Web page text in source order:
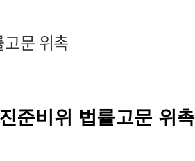
문 위촉
준비위 법률고문 위촉